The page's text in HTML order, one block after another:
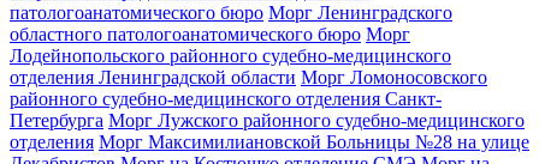
патологоанатомического бюро Морг Ленинградского
областного патологоанатомического бюро Морг
Лодейнопольского районного судебно-медицинского
отделения Ленинградской области Морг Ломоносовского
районного судебно-медицинского отделения Санкт-
Петербурга Морг Лужского районного судебно-медицинского
отделения Морг Максимилиановской Больницы №28 на улице